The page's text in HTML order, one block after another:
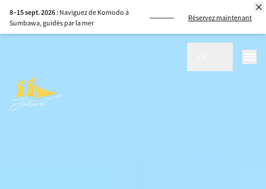
8–15 sept. 2026 : Naviguez de Komodo à
Sumbawa, guidés par la mer
Réservez maintenant